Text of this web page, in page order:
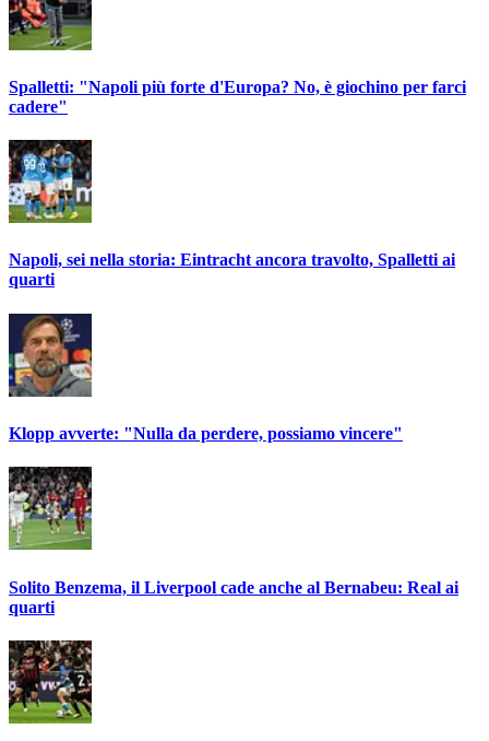
Spalletti: "Napoli più forte d'Europa? No, è giochino per farci
cadere"
Napoli, sei nella storia: Eintracht ancora travolto, Spalletti ai
quarti
Klopp avverte: "Nulla da perdere, possiamo vincere"
Solito Benzema, il Liverpool cade anche al Bernabeu: Real ai
quarti